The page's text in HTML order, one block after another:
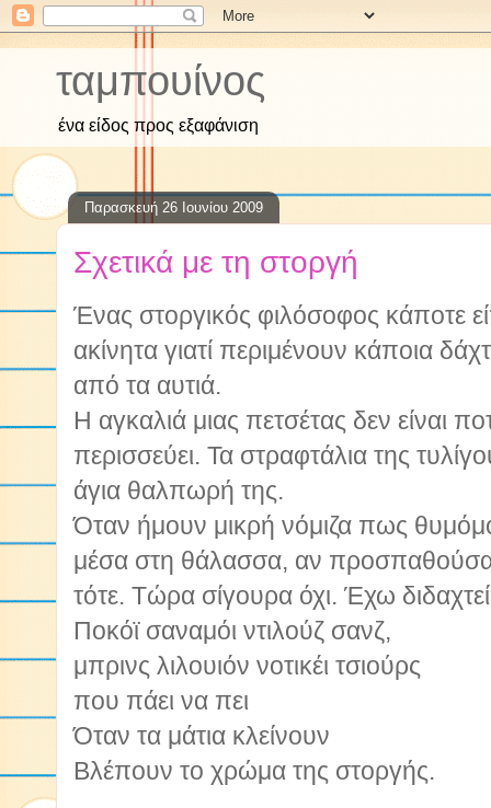
ταμπουίνος
ένα είδος προς εξαφάνιση
Παρασκευή 26 Ιουνίου 2009
Σχετικά με τη στοργή
Ένας στοργικός φιλόσοφος κάποτε
ακίνητα γιατί περιμένουν κάποια
από τα αυτιά.
Η αγκαλιά μιας πετσέτας δεν είναι
περισσεύει. Τα στραφτάλια της
άγια θαλπωρή της.
Όταν ήμουν μικρή νόμιζα πως
μέσα στη θάλασσα, αν προσπαθούσα
τότε. Τώρα σίγουρα όχι. Έχω
Ποκόϊ σαναμόι ντιλούζ σανζ,
μπρινς λιλουιόν νοτικέι τσιούρς
που πάει να πει
Όταν τα μάτια κλείνουν
Βλέπουν το χρώμα της στοργής.